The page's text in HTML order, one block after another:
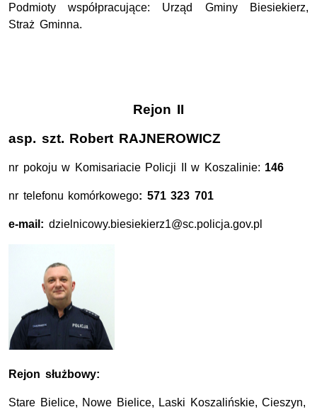
Podmioty współpracujące: Urząd Gminy Biesiekierz,
Straż Gminna.
Rejon II
asp. szt. Robert RAJNEROWICZ
nr pokoju w Komisariacie Policji II w Koszalinie: 146
nr telefonu komórkowego: 571 323 701
e-mail: dzielnicowy.biesiekierz1@sc.policja.gov.pl
Rejon służbowy:
Stare Bielice, Nowe Bielice, Laski Koszalińskie, Cieszyn,